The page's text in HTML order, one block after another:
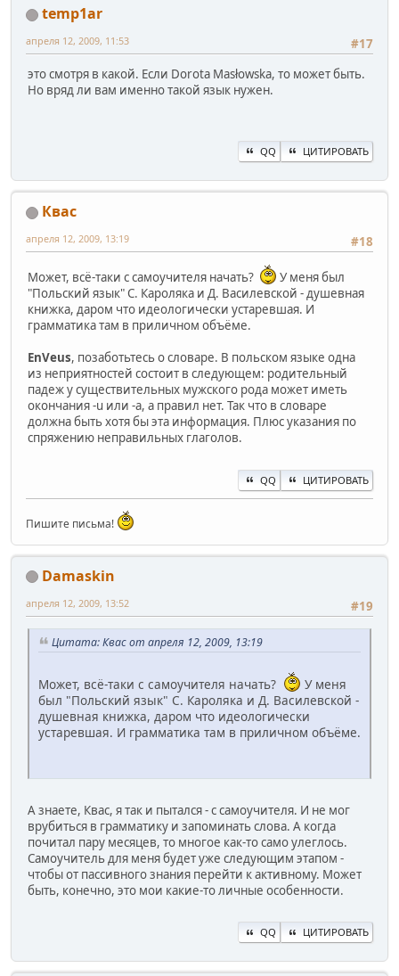
temp1ar
#17
апреля 12, 2009, 11:53
это смотря в какой. Если Dorota Masłowska, то может быть.
Но вряд ли вам именно такой язык нужен.
QQ ЦИТИРОВАТЬ
Квас
#18
апреля 12, 2009, 13:19
Может, всё-таки с самоучителя начать?
У меня был
"Польский язык" С. Кароляка и Д. Василевской - душевная
книжка, даром что идеологически устаревшая. И
грамматика там в приличном объёме.
EnVeus, позаботьтесь о словаре. В польском языке одна
из неприятностей состоит в следующем: родительный
падеж у существительных мужского рода может иметь
окончания -u или -a, а правил нет. Так что в словаре
должна быть хотя бы эта информация. Плюс указания по
спряжению неправильных глаголов.
QQ ЦИТИРОВАТЬ
Пишите письма!
Damaskin
#19
апреля 12, 2009, 13:52
Цитата: Квас от апреля 12, 2009, 13:19
Может, всё-таки с самоучителя начать?
У меня
был "Польский язык" С. Кароляка и Д. Василевской -
душевная книжка, даром что идеологически
устаревшая. И грамматика там в приличном объёме.
А знаете, Квас, я так и пытался - с самоучителя. И не мог
врубиться в грамматику и запоминать слова. А когда
почитал пару месяцев, то многое как-то само улеглось.
Самоучитель для меня будет уже следующим этапом -
чтобы от пассивного знания перейти к активному. Может
быть, конечно, это мои какие-то личные особенности.
QQ ЦИТИРОВАТЬ